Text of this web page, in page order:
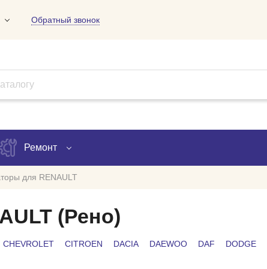
Обратный звонок
Ремонт
Проверка ремонта
для RENAULT
(Рено)
CHEVROLET CITROEN DACIA DAEWOO DAF DODGE